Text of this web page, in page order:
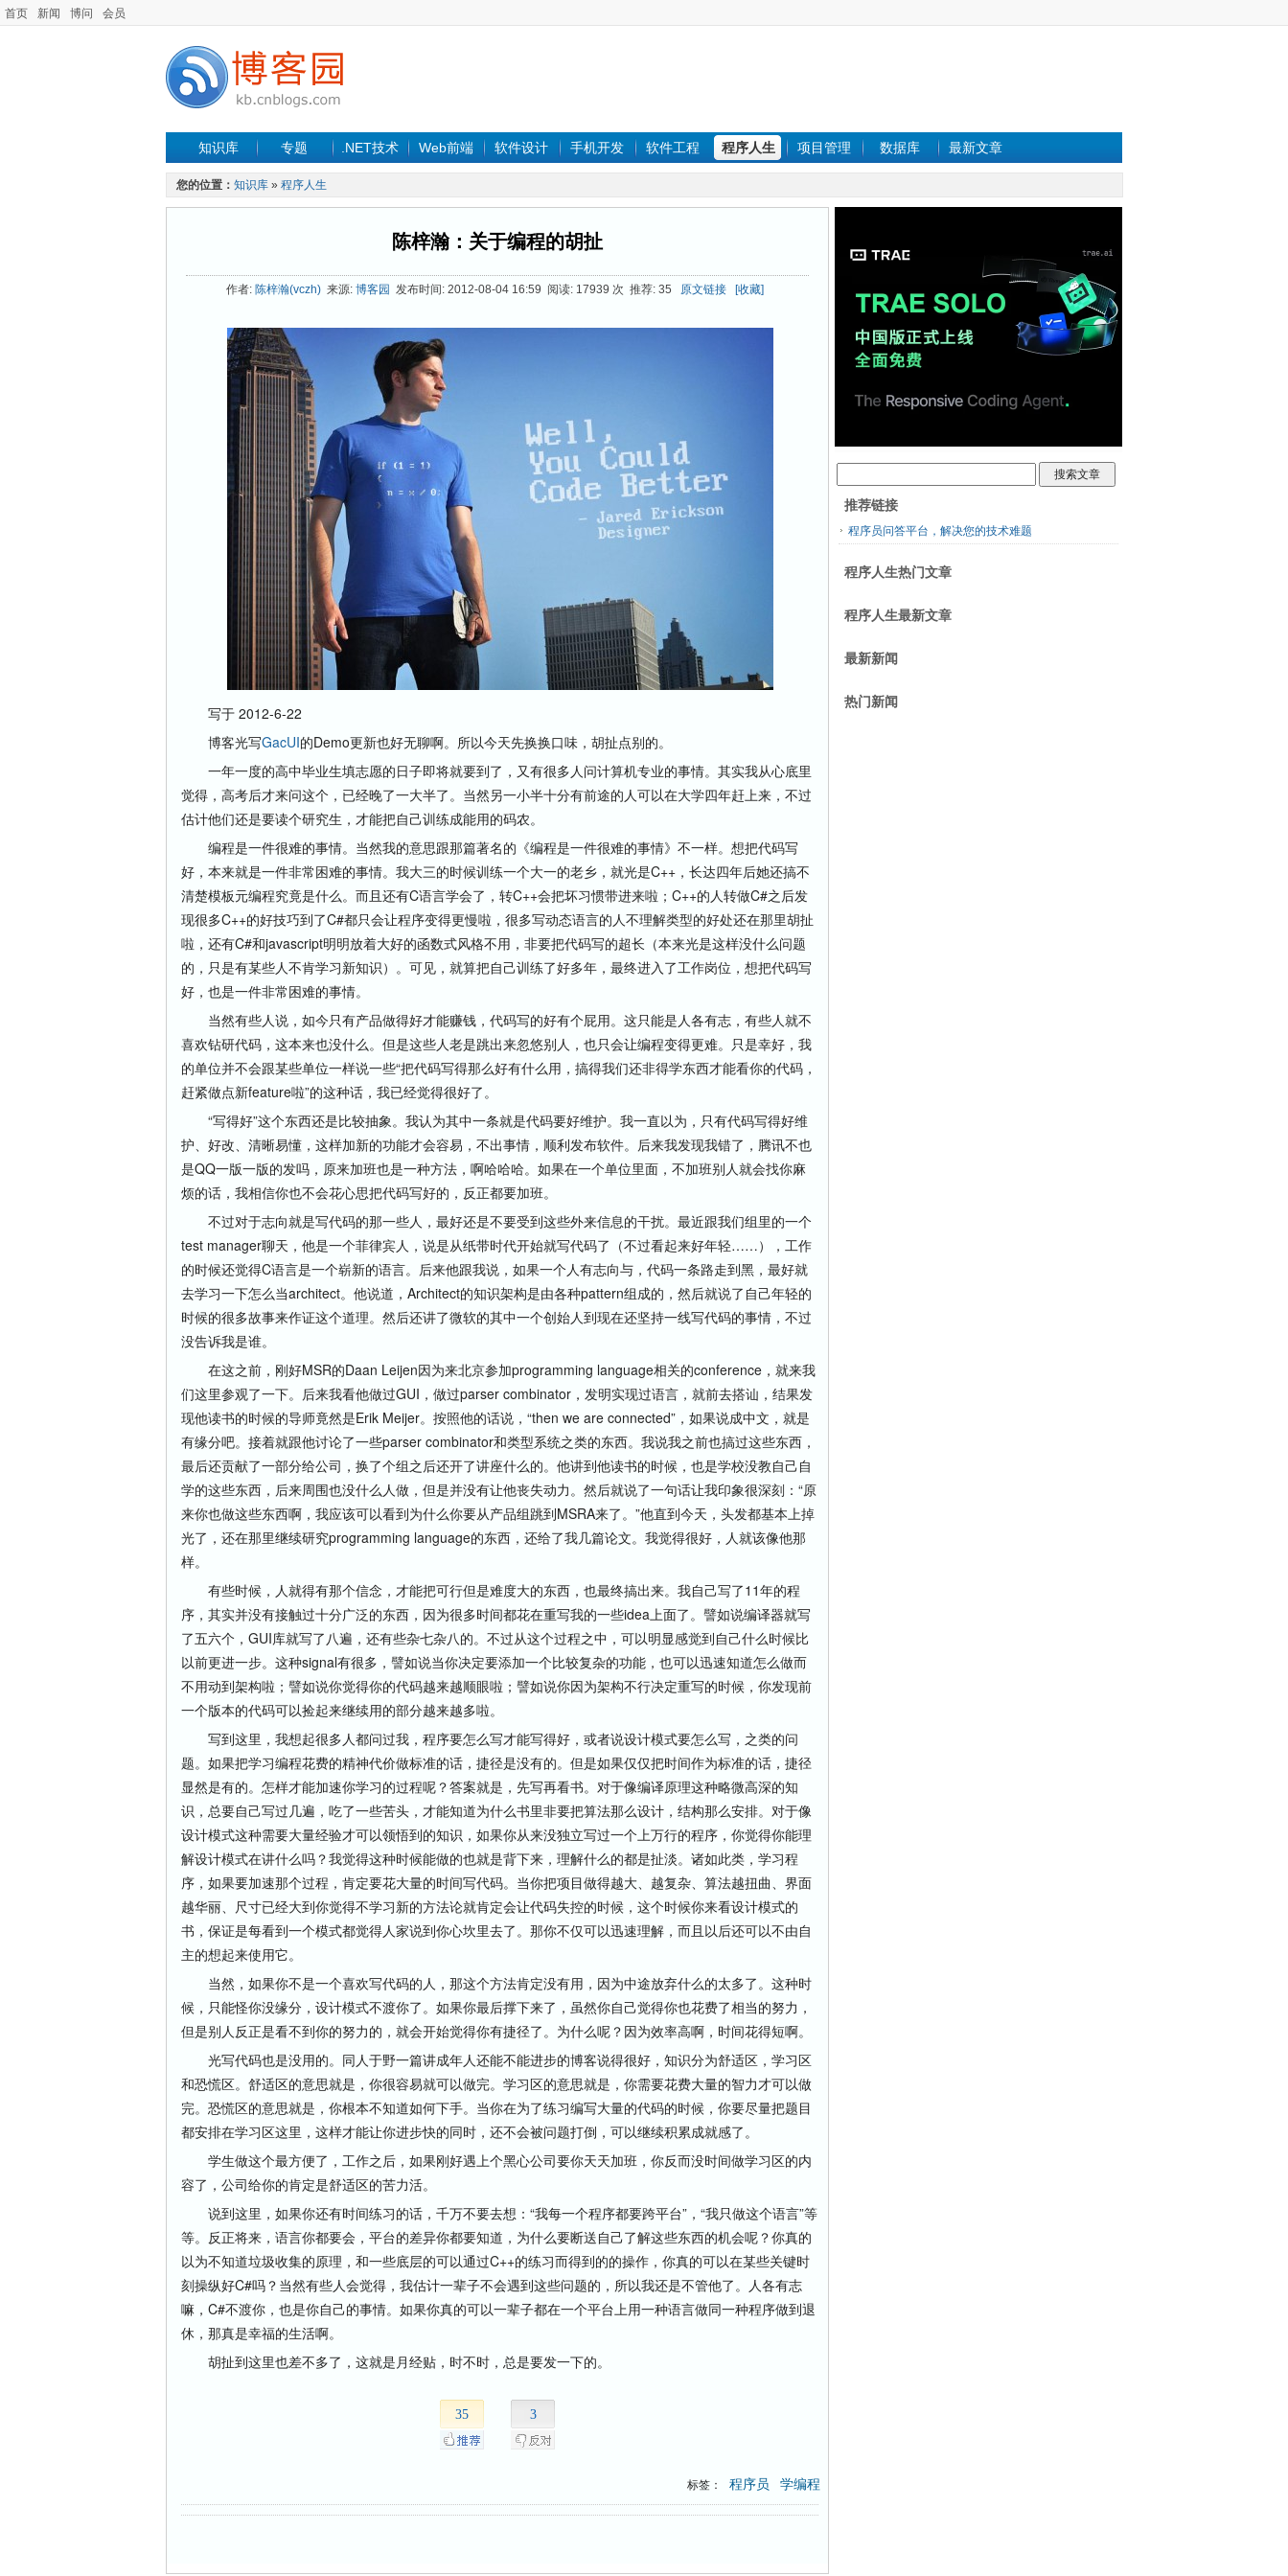
首页 新闻 博问 会员
知识库 专题 .NET技术 Web前端 软件设计 手机开发 软件工程 程序人生 项目管理 数据库 最新文章
您的位置： 知识库 » 程序人生
陈梓瀚：关于编程的胡扯
作者: 陈梓瀚(vczh)来源: 博客园 发布时间: 2012-08-04 16:59 阅读: 17939 次 推荐: 35 原文链接 [收藏]
写于 2012-6-22
博客光写GacUI的Demo更新也好无聊啊。所以今天先换换口味，胡扯点别的。
一年一度的高中毕业生填志愿的日子即将就要到了，又有很多人问计算机专业的事情。其实我从心底里
觉得，高考后才来问这个，已经晚了一大半了。当然另一小半十分有前途的人可以在大学四年赶上来，不过
估计他们还是要读个研究生，才能把自己训练成能用的码农。
编程是一件很难的事情。当然我的意思跟那篇著名的《编程是一件很难的事情》不一样。想把代码写
好，本来就是一件非常困难的事情。我大三的时候训练一个大一的老乡，就光是C++，长达四年后她还搞不
清楚模板元编程究竟是什么。而且还有C语言学会了，转C++会把坏习惯带进来啦；C++的人转做C#之后发
现很多C++的好技巧到了C#都只会让程序变得更慢啦，很多写动态语言的人不理解类型的好处还在那里胡扯
啦，还有C#和javascript明明放着大好的函数式风格不用，非要把代码写的超长（本来光是这样没什么问题
的，只是有某些人不肯学习新知识）。可见，就算把自己训练了好多年，最终进入了工作岗位，想把代码写
好，也是一件非常困难的事情。
当然有些人说，如今只有产品做得好才能赚钱，代码写的好有个屁用。这只能是人各有志，有些人就不
喜欢钻研代码，这本来也没什么。但是这些人老是跳出来忽悠别人，也只会让编程变得更难。只是幸好，我
的单位并不会跟某些单位一样说一些“把代码写得那么好有什么用，搞得我们还非得学东西才能看你的代码，
赶紧做点新feature啦”的这种话，我已经觉得很好了。
“写得好”这个东西还是比较抽象。我认为其中一条就是代码要好维护。我一直以为，只有代码写得好维
护、好改、清晰易懂，这样加新的功能才会容易，不出事情，顺利发布软件。后来我发现我错了，腾讯不也
是QQ一版一版的发吗，原来加班也是一种方法，啊哈哈哈。如果在一个单位里面，不加班别人就会找你麻
烦的话，我相信你也不会花心思把代码写好的，反正都要加班。
不过对于志向就是写代码的那一些人，最好还是不要受到这些外来信息的干扰。最近跟我们组里的一个
test manager聊天，他是一个菲律宾人，说是从纸带时代开始就写代码了（不过看起来好年轻……），工作
的时候还觉得C语言是一个崭新的语言。后来他跟我说，如果一个人有志向与，代码一条路走到黑，最好就
去学习一下怎么当architect。他说道，Architect的知识架构是由各种pattern组成的，然后就说了自己年轻的
时候的很多故事来作证这个道理。然后还讲了微软的其中一个创始人到现在还坚持一线写代码的事情，不过
没告诉我是谁。
在这之前，刚好MSR的Daan Leijen因为来北京参加programming language相关的conference，就来我
们这里参观了一下。后来我看他做过GUI，做过parser combinator，发明实现过语言，就前去搭讪，结果发
现他读书的时候的导师竟然是Erik Meijer。按照他的话说，“then we are connected”，如果说成中文，就是
有缘分吧。接着就跟他讨论了一些parser combinator和类型系统之类的东西。我说我之前也搞过这些东西，
最后还贡献了一部分给公司，换了个组之后还开了讲座什么的。他讲到他读书的时候，也是学校没教自己自
学的这些东西，后来周围也没什么人做，但是并没有让他丧失动力。然后就说了一句话让我印象很深刻：“原
来你也做这些东西啊，我应该可以看到为什么你要从产品组跳到MSRA来了。”他直到今天，头发都基本上掉
光了，还在那里继续研究programming language的东西，还给了我几篇论文。我觉得很好，人就该像他那
样。
有些时候，人就得有那个信念，才能把可行但是难度大的东西，也最终搞出来。我自己写了11年的程
序，其实并没有接触过十分广泛的东西，因为很多时间都花在重写我的一些idea上面了。譬如说编译器就写
了五六个，GUI库就写了八遍，还有些杂七杂八的。不过从这个过程之中，可以明显感觉到自己什么时候比
以前更进一步。这种signal有很多，譬如说当你决定要添加一个比较复杂的功能，也可以迅速知道怎么做而
不用动到架构啦；譬如说你觉得你的代码越来越顺眼啦；譬如说你因为架构不行决定重写的时候，你发现前
一个版本的代码可以捡起来继续用的部分越来越多啦。
写到这里，我想起很多人都问过我，程序要怎么写才能写得好，或者说设计模式要怎么写，之类的问
题。如果把学习编程花费的精神代价做标准的话，捷径是没有的。但是如果仅仅把时间作为标准的话，捷径
显然是有的。怎样才能加速你学习的过程呢？答案就是，先写再看书。对于像编译原理这种略微高深的知
识，总要自己写过几遍，吃了一些苦头，才能知道为什么书里非要把算法那么设计，结构那么安排。对于像
设计模式这种需要大量经验才可以领悟到的知识，如果你从来没独立写过一个上万行的程序，你觉得你能理
解设计模式在讲什么吗？我觉得这种时候能做的也就是背下来，理解什么的都是扯淡。诸如此类，学习程
序，如果要加速那个过程，肯定要花大量的时间写代码。当你把项目做得越大、越复杂、算法越扭曲、界面
越华丽、尺寸已经大到你觉得不学习新的方法论就肯定会让代码失控的时候，这个时候你来看设计模式的
书，保证是每看到一个模式都觉得人家说到你心坎里去了。那你不仅可以迅速理解，而且以后还可以不由自
主的想起来使用它。
当然，如果你不是一个喜欢写代码的人，那这个方法肯定没有用，因为中途放弃什么的太多了。这种时
候，只能怪你没缘分，设计模式不渡你了。如果你最后撑下来了，虽然你自己觉得你也花费了相当的努力，
但是别人反正是看不到你的努力的，就会开始觉得你有捷径了。为什么呢？因为效率高啊，时间花得短啊。
光写代码也是没用的。同人于野一篇讲成年人还能不能进步的博客说得很好，知识分为舒适区，学习区
和恐慌区。舒适区的意思就是，你很容易就可以做完。学习区的意思就是，你需要花费大量的智力才可以做
完。恐慌区的意思就是，你根本不知道如何下手。当你在为了练习编写大量的代码的时候，你要尽量把题目
都安排在学习区这里，这样才能让你进步快的同时，还不会被问题打倒，可以继续积累成就感了。
学生做这个最方便了，工作之后，如果刚好遇上个黑心公司要你天天加班，你反而没时间做学习区的内
容了，公司给你的肯定是舒适区的苦力活。
说到这里，如果你还有时间练习的话，千万不要去想：“我每一个程序都要跨平台”，“我只做这个语言”等
等。反正将来，语言你都要会，平台的差异你都要知道，为什么要断送自己了解这些东西的机会呢？你真的
以为不知道垃圾收集的原理，和一些底层的可以通过C++的练习而得到的的操作，你真的可以在某些关键时
刻操纵好C#吗？当然有些人会觉得，我估计一辈子不会遇到这些问题的，所以我还是不管他了。人各有志
嘛，C#不渡你，也是你自己的事情。如果你真的可以一辈子都在一个平台上用一种语言做同一种程序做到退
休，那真是幸福的生活啊。
胡扯到这里也差不多了，这就是月经贴，时不时，总是要发一下的。
35 3
标签： 程序员 学编程
推荐链接
程序员问答平台，解决您的技术难题
程序人生热门文章
程序人生最新文章
最新新闻
热门新闻